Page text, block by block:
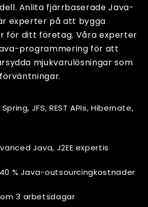
Anlita fjärrbaserade Java-
experter på att bygga
för ditt företag. Våra experter
programmering för att
mjukvarulösningar som
JFS, REST APIs, Hibernate,
Java, J2EE expertis
% Java-outsourcingkostnader
3 arbetsdagar